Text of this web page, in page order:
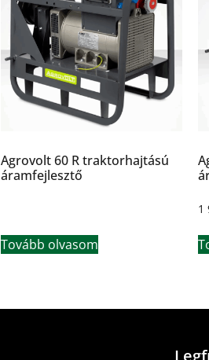
Agrovolt 60 R traktorhajtású
áramfejlesztő
Tovább olvasom
1